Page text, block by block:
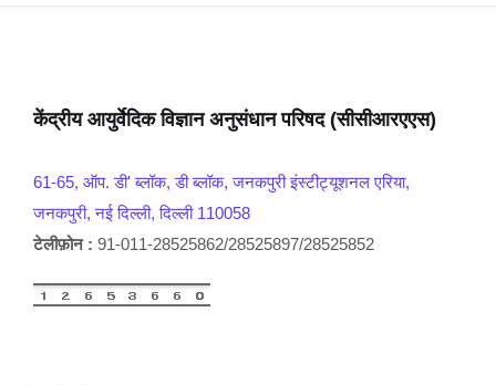
केंद्रीय आयुर्वेदिक विज्ञान अनुसंधान परिषद (सीसीआरएएस)
61-65, ऑप. डी' ब्लॉक, डी ब्लॉक, जनकपुरी इंस्टीट्यूशनल एरिया,
जनकपुरी, नई दिल्ली, दिल्ली 110058
टेलीफ़ोन : 91-011-28525862/28525897/28525852